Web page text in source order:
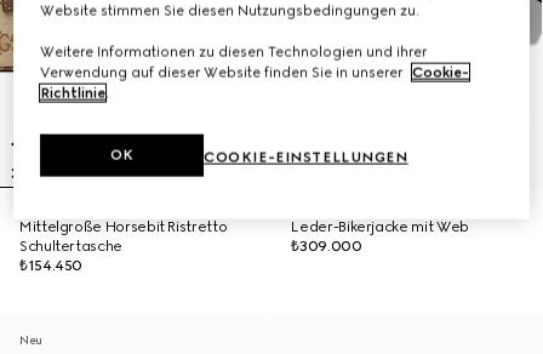
Mittelgroße Horsebit Ristretto
Schultertasche
₺154.450
Leder-Bikerjacke mit Web
₺309.000
Neu
Website stimmen Sie diesen Nutzungsbedingungen zu.
Weitere Informationen zu diesen Technologien und ihrer
Verwendung auf dieser Website finden Sie in unserer Cookie-
Richtlinie.
COOKIE-EINSTELLUNGEN
OK